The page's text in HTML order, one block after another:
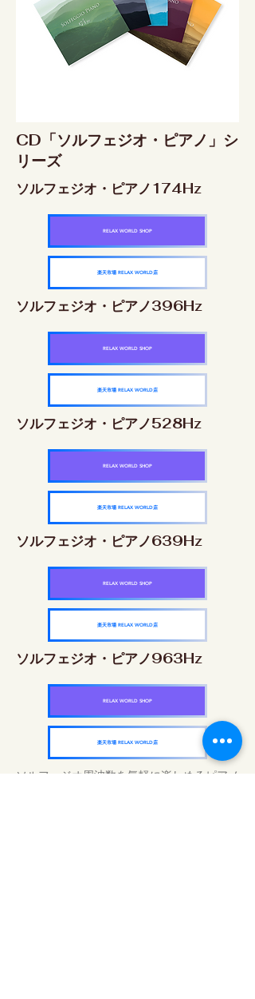
CD「ソルフェジオ・ピアノ」シ
リーズ
ソルフェジオ・ピアノ174Hz
RELAX WORLD SHOP
楽天市場 RELAX WORLD店
ソルフェジオ・ピアノ396Hz
RELAX WORLD SHOP
楽天市場 RELAX WORLD店
ソルフェジオ・ピアノ528Hz
RELAX WORLD SHOP
楽天市場 RELAX WORLD店
ソルフェジオ・ピアノ639Hz
RELAX WORLD SHOP
楽天市場 RELAX WORLD店
ソルフェジオ・ピアノ963Hz
RELAX WORLD SHOP
楽天市場 RELAX WORLD店
ソルフェジオ周波数を気軽に楽しめるピアノ